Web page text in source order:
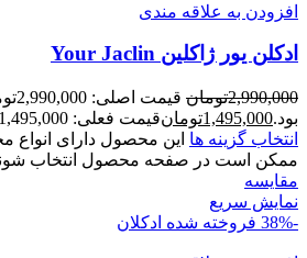
افزودن به علاقه مندی
ادکلن یور ژاکلین Your Jaclin
2,990,000تومان
قیمت
بود.1,495,000تومانقیمت فعلی: 1,495,000تومان.
انتخاب گزینه ها این محصول دارای انواع
ممکن است در صفحه محصول انتخاب
مقايسه
نمایش سریع
-38%
فروخته شده ادکلان